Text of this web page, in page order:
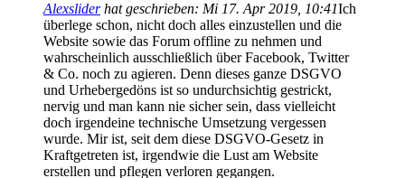
Alexsliderhat geschrieben: Mi 17. Apr 2019, 10:41Ich
überlege schon, nicht doch alles einzustellen und die
Website sowie das Forum offline zu nehmen und
wahrscheinlich ausschließlich über Facebook, Twitter
& Co. noch zu agieren. Denn dieses ganze DSGVO
und Urhebergedöns ist so undurchsichtig gestrickt,
nervig und man kann nie sicher sein, dass vielleicht
doch irgendeine technische Umsetzung vergessen
wurde. Mir ist, seit dem diese DSGVO-Gesetz in
Kraftgetreten ist, irgendwie die Lust am Website
erstellen und pflegen verloren gegangen.